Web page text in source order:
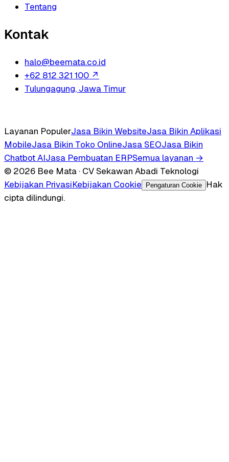
Tentang
Kontak
halo@beemata.co.id
+62 812 321 100 ↗
Tulungagung, Jawa Timur
Layanan PopulerJasa Bikin WebsiteJasa Bikin Aplikasi
MobileJasa Bikin Toko OnlineJasa SEOJasa Bikin
Chatbot AIJasa Pembuatan ERPSemua layanan →
© 2026 Bee Mata · CV Sekawan Abadi Teknologi
Kebijakan PrivasiKebijakan Cookie Pengaturan Cookie
Hak
cipta dilindungi.